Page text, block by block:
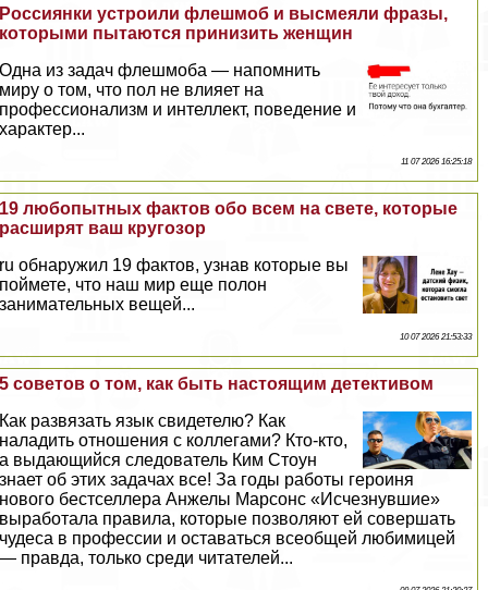
Россиянки устроили флешмоб и высмеяли фразы,
которыми пытаются принизить женщин
Одна из задач флешмоба — напомнить
миру о том, что пол не влияет на
профессионализм и интеллект, поведение и
хаpaктер...
11 07 2026 16:25:18
19 любопытных фактов обо всем на свете, которые
расширят ваш кругозор
ru обнаружил 19 фактов, узнав которые вы
поймете, что наш мир еще полон
занимательных вещей...
10 07 2026 21:53:33
5 советов о том, как быть настоящим детективом
Как развязать язык свидетелю? Как
наладить отношения с коллегами? Кто-кто,
а выдающийся следователь Ким Стоун
знает об этих задачах все! За годы работы героиня
нового бестселлера Анжелы Марсонс «Исчезнувшие»
выработала правила, которые позволяют ей совершать
чудеса в профессии и оставаться всеобщей любимицей
— правда, только среди читателей...